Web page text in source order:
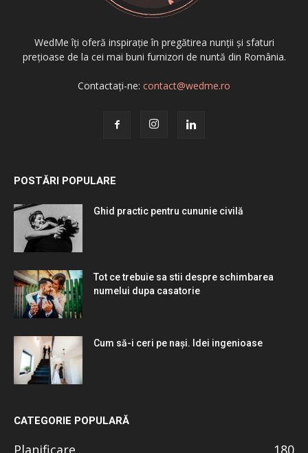
WedMe îți oferă inspirație în pregătirea nunții și sfaturi
prețioase de la cei mai buni furnizori de nuntă din România.
Contactați-ne: contact@wedme.ro
POSTĂRI POPULARE
Ghid practic pentru cununie civilă
Tot ce trebuie sa stii despre schimbarea
numelui dupa casatorie
Cum să-i ceri pe nași. Idei ingenioase
CATEGORIE POPULARĂ